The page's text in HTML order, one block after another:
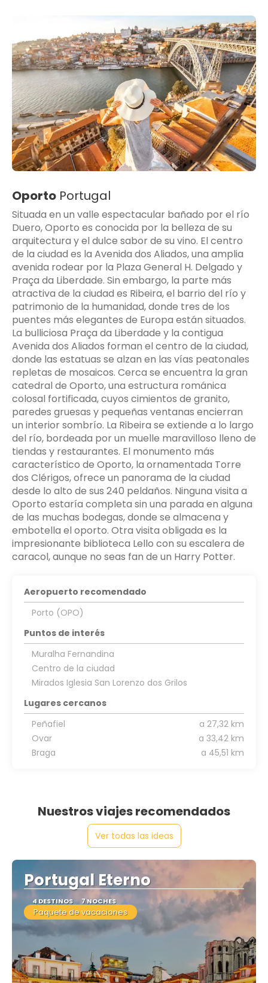
Oporto Portugal
Situada en un valle espectacular bañado por el río
Duero, Oporto es conocida por la belleza de su
arquitectura y el dulce sabor de su vino. El centro
de la ciudad es la Avenida dos Aliados, una amplia
avenida rodear por la Plaza General H. Delgado y
Praça da Liberdade. Sin embargo, la parte más
atractiva de la ciudad es Ribeira, el barrio del río y
patrimonio de la humanidad, donde tres de los
puentes más elegantes de Europa están situados.
La bulliciosa Praça da Liberdade y la contigua
Avenida dos Aliados forman el centro de la ciudad,
donde las estatuas se alzan en las vías peatonales
repletas de mosaicos. Cerca se encuentra la gran
catedral de Oporto, una estructura románica
colosal fortificada, cuyos cimientos de granito,
paredes gruesas y pequeñas ventanas encierran
un interior sombrío. La Ribeira se extiende a lo largo
del río, bordeada por un muelle maravilloso lleno de
tiendas y restaurantes. El monumento más
característico de Oporto, la ornamentada Torre
dos Clérigos, ofrece un panorama de la ciudad
desde lo alto de sus 240 peldaños. Ninguna visita a
Oporto estaría completa sin una parada en alguna
de las muchas bodegas, donde se almacena y
embotella el oporto. Otra visita obligada es la
impresionante biblioteca Lello con su escalera de
caracol, aunque no seas fan de un Harry Potter.
Aeropuerto recomendado
Porto (OPO)
Puntos de interés
Muralha Fernandina
Centro de la ciudad
Mirados Iglesia San Lorenzo dos Grilos
Lugares cercanos
Peñafiel
a 27,32 km
Ovar
a 33,42 km
Braga
a 45,51 km
Nuestros viajes recomendados
Ver todas las ideas
Portugal Eterno
4 DESTINOS 7 NOCHES
Paquete de vacaciones